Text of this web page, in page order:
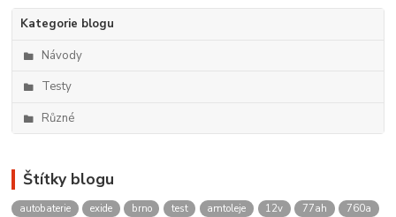
Kategorie blogu
Návody
Testy
Různé
Štítky blogu
autobaterie exide brno test amtoleje 12v 77ah
760a